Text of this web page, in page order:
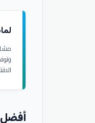
أفضل 10 مصانع أنابيب بلاستيكية في العراق